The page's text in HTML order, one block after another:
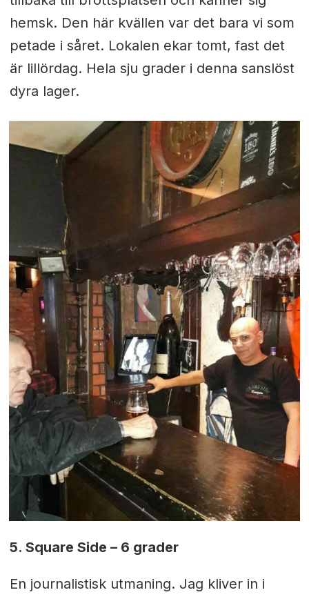
hemsk. Den här kvällen var det bara vi som
petade i såret. Lokalen ekar tomt, fast det
är lillördag. Hela sju grader i denna sanslöst
dyra lager.
5. Square Side – 6 grader
En journalistisk utmaning. Jag kliver in i